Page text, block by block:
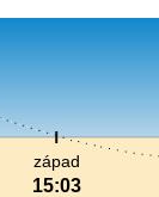
západ
15:03